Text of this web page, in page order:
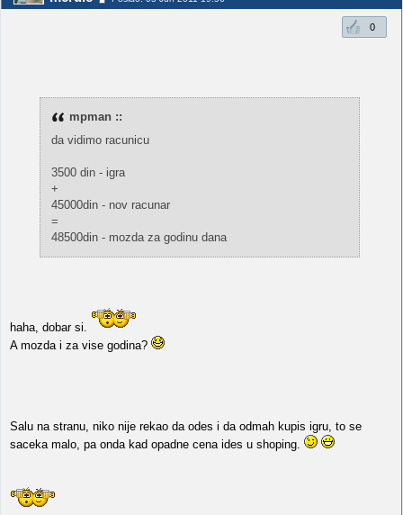
0
mpman ::
da vidimo racunicu
3500 din - igra
+
45000din - nov racunar
=
48500din - mozda za godinu dana
haha, dobar si.
A mozda i za vise godina?
Salu na stranu, niko nije rekao da odes i da odmah kupis igru, to se
saceka malo, pa onda kad opadne cena ides u shoping.